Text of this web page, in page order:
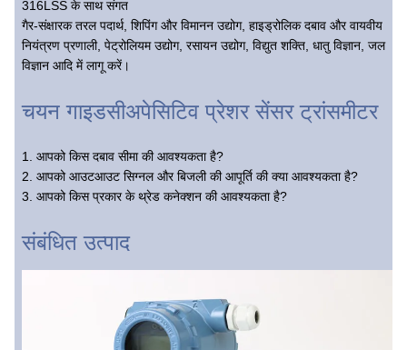
316LSS के साथ संगत
गैर-संक्षारक तरल पदार्थ, शिपिंग और विमानन उद्योग, हाइड्रोलिक दबाव और वायवीय
नियंत्रण प्रणाली, पेट्रोलियम उद्योग, रसायन उद्योग, विद्युत शक्ति, धातु विज्ञान, जल
विज्ञान आदि में लागू करें।
चयन गाइडसीअपेसिटिव प्रेशर सेंसर ट्रांसमीटर
1. आपको किस दबाव सीमा की आवश्यकता है?
2. आपको आउटआउट सिग्नल और बिजली की आपूर्ति की क्या आवश्यकता है?
3. आपको किस प्रकार के थ्रेड कनेक्शन की आवश्यकता है?
संबंधित उत्पाद